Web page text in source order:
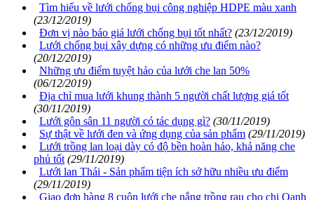
Tìm hiểu về lưới chống bụi công nghiệp HDPE màu xanh
(23/12/2019)
Đơn vị nào báo giá lưới chống bụi tốt nhất? (23/12/2019)
Lưới chống bụi xây dựng có những ưu điểm nào?
(20/12/2019)
Những ưu điểm tuyệt hảo của lưới che lan 50%
(06/12/2019)
Địa chỉ mua lưới khung thành 5 người chất lượng giá tốt
(30/11/2019)
Lưới gôn sân 11 người có tác dụng gì? (30/11/2019)
Sự thật về lưới đen và ứng dụng của sản phẩm (29/11/2019)
Lưới trồng lan loại dày có độ bền hoàn hảo, khả năng che
phủ tốt (29/11/2019)
Lưới lan Thái - Sản phẩm tiện ích sở hữu nhiều ưu điểm
(29/11/2019)
Giao đơn hàng 8 cuộn lưới che nắng trồng rau cho chị Oanh